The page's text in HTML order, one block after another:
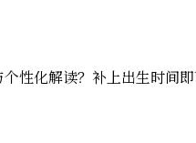
性化解读？补上出生时间即